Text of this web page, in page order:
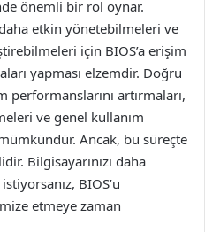
önemli bir rol oynar.
daha etkin yönetebilmeleri ve
için BIOS’a erişim
yapması elzemdir. Doğru
performanslarını artırmaları,
ve genel kullanım
Ancak, bu süreçte
Bilgisayarınızı daha
BIOS’u
etmeye zaman